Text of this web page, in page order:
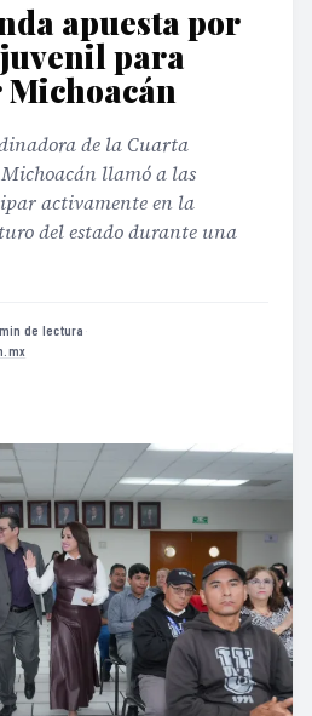
apuesta por
para
de la Cuarta
llamó a las
activamente en la
del estado durante una
de lectura ·